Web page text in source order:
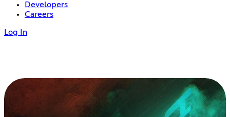
Developers
Careers
Log In